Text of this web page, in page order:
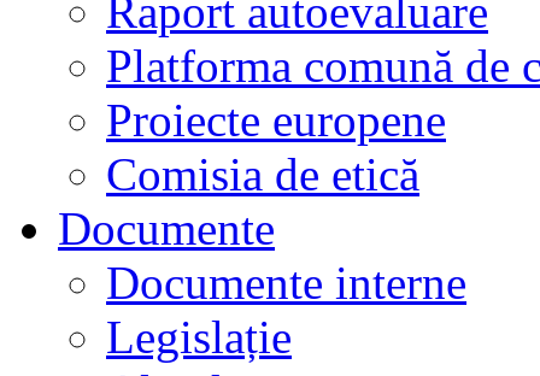
Raport autoevaluare
Platforma comună de
Proiecte europene
Comisia de etică
Documente
Documente interne
Legislație